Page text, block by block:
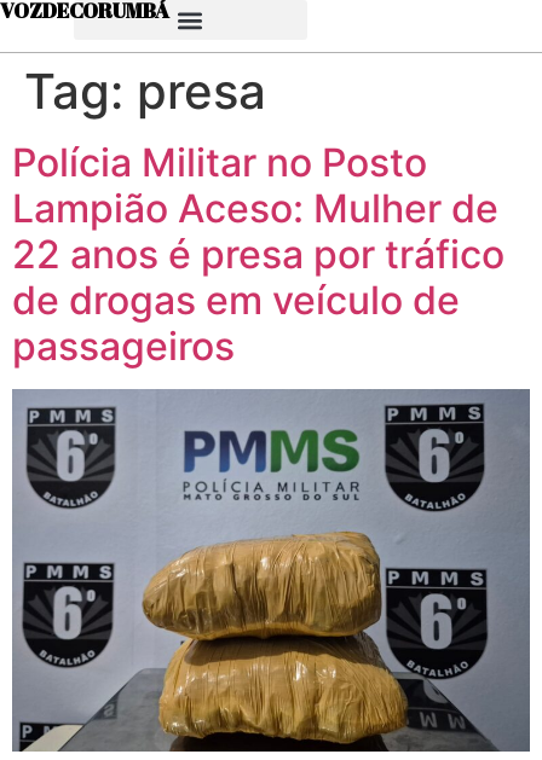
VOZDECORUMBÁ
Tag: presa
Polícia Militar no Posto
Lampião Aceso: Mulher de
22 anos é presa por tráfico
de drogas em veículo de
passageiros